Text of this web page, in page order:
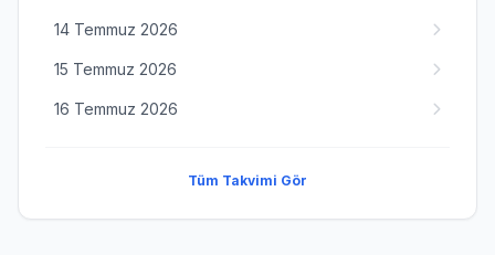
14 Temmuz 2026
15 Temmuz 2026
16 Temmuz 2026
Tüm Takvimi Gör